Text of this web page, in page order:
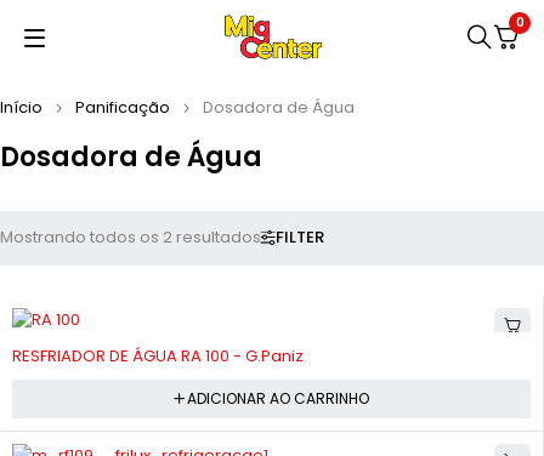
0
Dosadora de Água
Início Panificação Dosadora de Água
FILTER
Mostrando todos os 2 resultados
RESFRIADOR DE ÁGUA RA 100 - G.Paniz
ADICIONAR AO CARRINHO